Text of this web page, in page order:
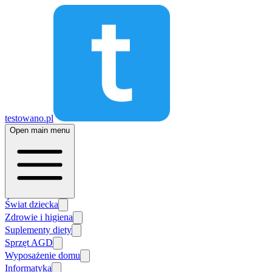
testowano.pl
Open main menu
Świat dziecka
Zdrowie i higiena
Suplementy diety
Sprzęt AGD
Wyposażenie domu
Informatyka